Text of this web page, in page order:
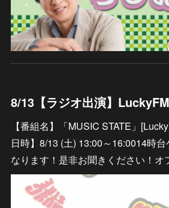
【番組名】「MUSIC STATE」
日時】8/13 (土) 13:00～16:0014時
なります！是非お聞きください！